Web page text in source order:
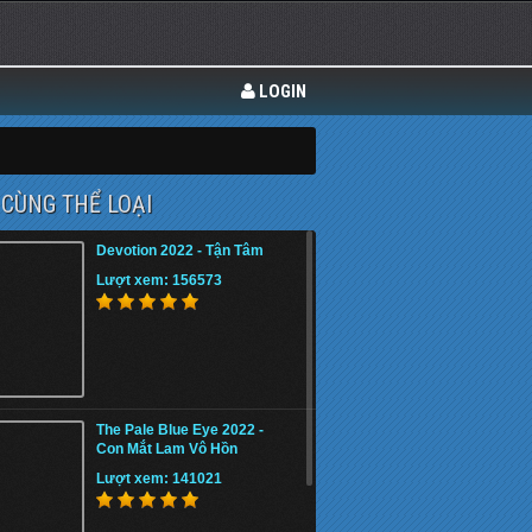
LOGIN
CÙNG THỂ LOẠI
Devotion 2022 - Tận Tâm
Lượt xem: 156573
The Pale Blue Eye 2022 -
Con Mắt Lam Vô Hồn
Lượt xem: 141021